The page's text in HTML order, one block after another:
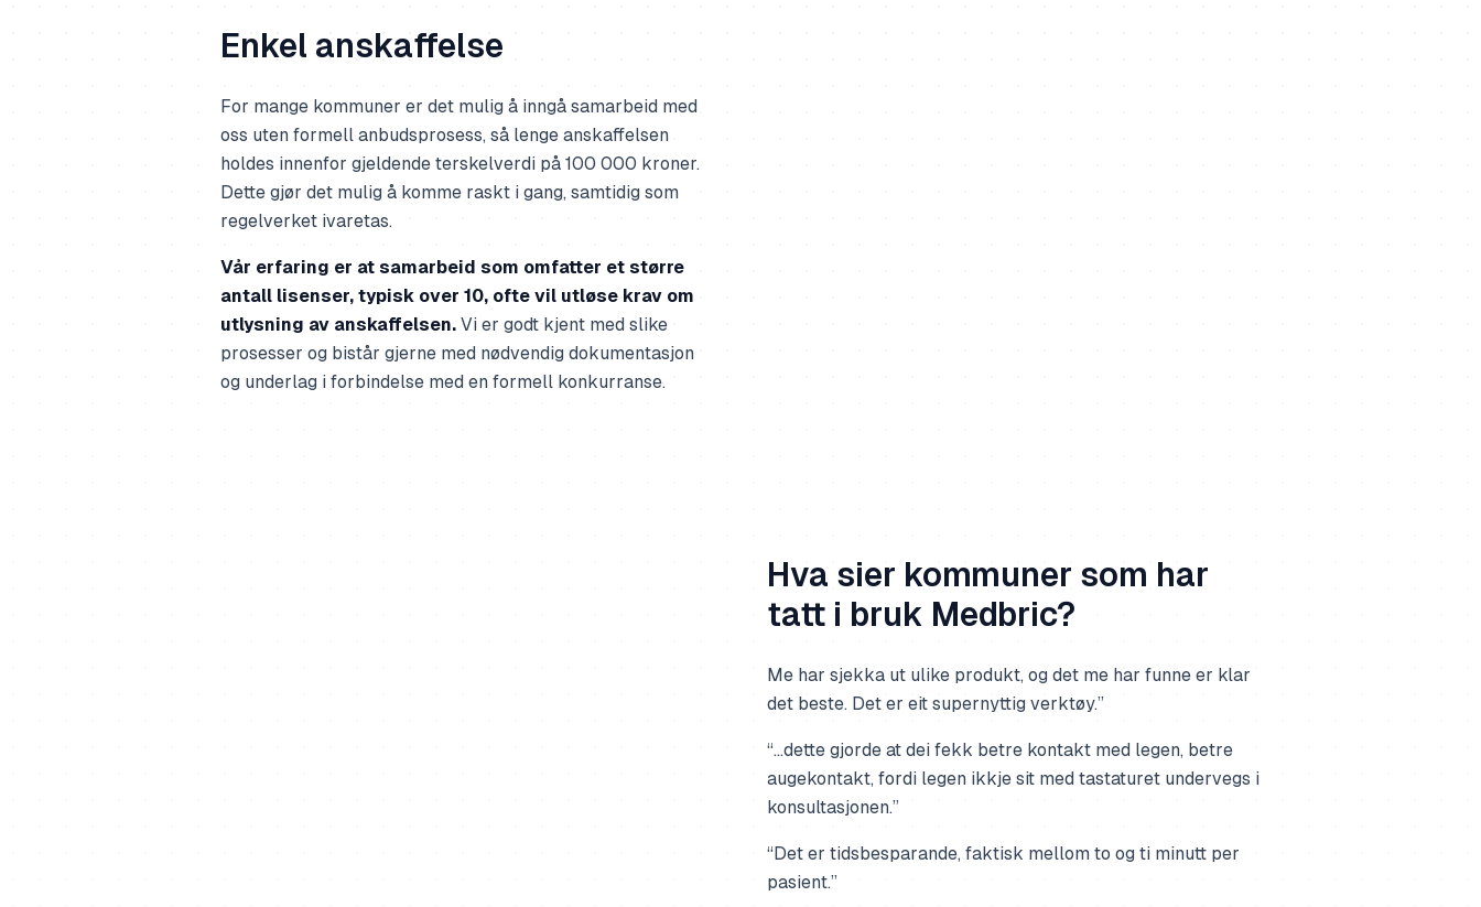
Enkel anskaffelse
For mange kommuner er det mulig å inngå samarbeid med
oss uten formell anbudsprosess, så lenge anskaffelsen
holdes innenfor gjeldende terskelverdi på 100 000 kroner.
Dette gjør det mulig å komme raskt i gang, samtidig som
regelverket ivaretas.
Vår erfaring er at samarbeid som omfatter et større
antall lisenser, typisk over 10, ofte vil utløse krav om
utlysning av anskaffelsen. Vi er godt kjent med slike
prosesser og bistår gjerne med nødvendig dokumentasjon
og underlag i forbindelse med en formell konkurranse.
Hva sier kommuner som har
tatt i bruk Medbric?
Me har sjekka ut ulike produkt, og det me har funne er klar
det beste. Det er eit supernyttig verktøy.”
“…dette gjorde at dei fekk betre kontakt med legen, betre
augekontakt, fordi legen ikkje sit med tastaturet undervegs i
konsultasjonen.”
“Det er tidsbesparande, faktisk mellom to og ti minutt per
pasient.”